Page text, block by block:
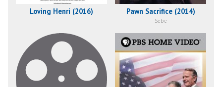
Loving Henri (2016) Pawn Sacrifice (2014)
Sebe